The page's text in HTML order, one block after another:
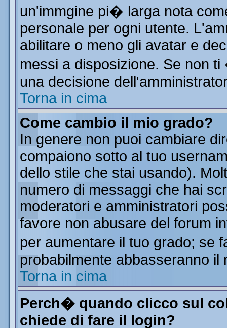
un'immgine pi� larga nota
personale per ogni utente.
abilitare o meno gli avatar e
messi a disposizione. Se non
una decisione
Torna in cima
Come cambio il mio grado?
In genere non puoi cambiare
compaiono sotto al tuo
dello stile che stai usando).
numero di messaggi che hai
moderatori e amministratori
favore non abusare del forum
per aumentare il tuo grado; se
probabilmente abbasseranno il
Torna in cima
Perch� quando clicco sul
chiede di fare il login?